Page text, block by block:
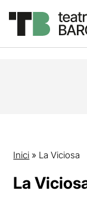
Inici » La Viciosa
La